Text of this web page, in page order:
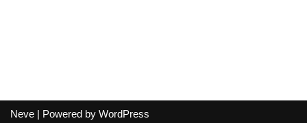
Neve | Powered by WordPress